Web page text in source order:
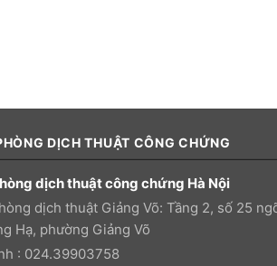
DỊCH THUẬT CÔNG CHỨNG
dịch thuật công chứng Hà Nội
dịch thuật Giảng Võ: Tầng 2, số 25
Hạ, phường Giảng Võ
: 024.39903758